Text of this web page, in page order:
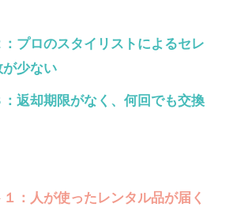
：プロのスタイリストによるセレ
少ない
返却期限がなく、何回でも交換
：人が使ったレンタル品が届く